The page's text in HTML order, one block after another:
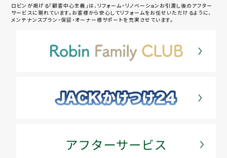
ロビンが掲げる「顧客中心主義」は、リフォーム・リノベーションお引渡し後のアフター
サービスに現れています。お客様から安心してリフォームをお任せいただけるように、
メンテナンスプラン・保証・オーナー様サポートを充実させています。